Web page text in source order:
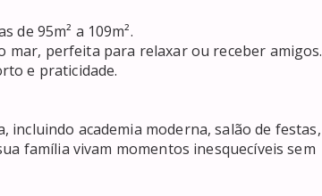
de 95m² a 109m².
mar, perfeita para relaxar ou receber amigos.
e praticidade.
academia moderna, salão de festas,
família vivam momentos inesquecíveis sem